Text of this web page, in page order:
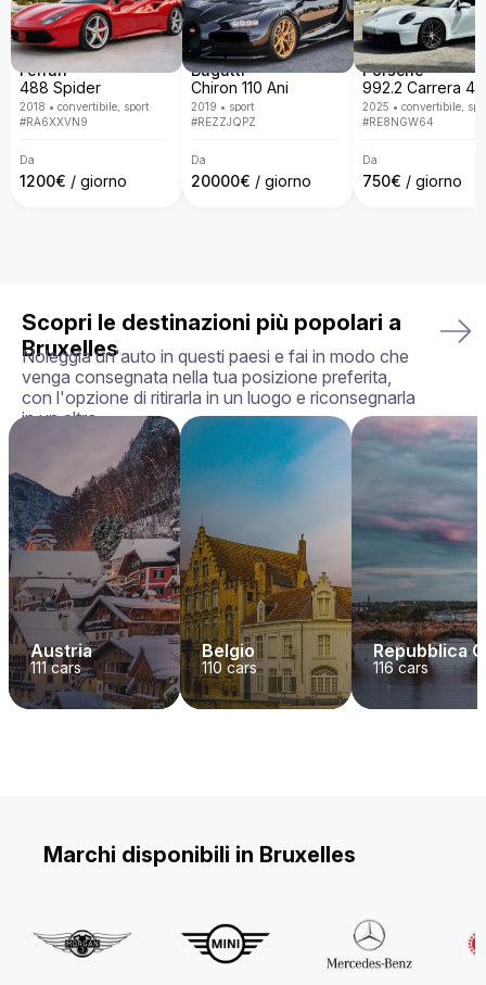
lusso con una flotta disponibile in tutta Europa. Con un
servizio personalizzato, consegna porta a porta, politiche
trasparenti e la garanzia di ricevere l'auto esattamente come
la hai scelta, in perfette condizioni, rendiamo la tua
esperienza di noleggio semplice, piacevole e su misura per
le tue esigenze.
La tua auto perfetta ti aspetta — prenota oggi la tua Aston
Ferrari
488 Spider
2018 • convertibile, sport
#RA6XXVN9
Da
1200€ / giorno
Bugatti
Chiron 110 Ani
2019 • sport
#REZZJQPZ
Da
20000€ / giorno
Porsche
2025 • convertibile,
#RE8NGW64
Da
750€ / giorno
Scopri le destinazioni più popolari a
Bruxelles
Noleggia un'auto in questi paesi e fai in modo che
venga consegnata nella tua posizione preferita,
con l'opzione di ritirarla in un luogo e riconsegnarla
in un altro.
Austria
111cars
Belgio
110 cars
Repubblica
116cars
Marchi disponibili in Bruxelles